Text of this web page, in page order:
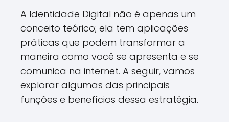
A Identidade Digital não é apenas um
conceito teórico; ela tem aplicações
práticas que podem transformar a
maneira como você se apresenta e se
comunica na internet. A seguir, vamos
explorar algumas das principais
funções e benefícios dessa estratégia.